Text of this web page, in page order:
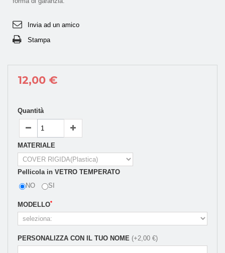
Invia ad un amico
Stampa
12,00 €
Quantità
MATERIALE
Pellicola in VETRO TEMPERATO
NO
SI
MODELLO*
PERSONALIZZA CON IL TUO NOME (+2,00 €)